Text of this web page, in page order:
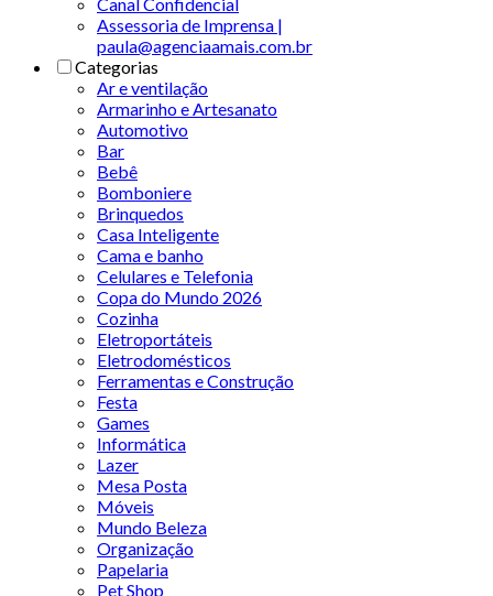
Assessoria de Imprensa |
paula@agenciaamais.com.br
Categorias
Ar e ventilação
Armarinho e Artesanato
Automotivo
Bar
Bebê
Bomboniere
Brinquedos
Casa Inteligente
Cama e banho
Celulares e Telefonia
Copa do Mundo 2026
Cozinha
Eletroportáteis
Eletrodomésticos
Ferramentas e Construção
Festa
Games
Informática
Lazer
Mesa Posta
Móveis
Mundo Beleza
Organização
Papelaria
Pet Shop